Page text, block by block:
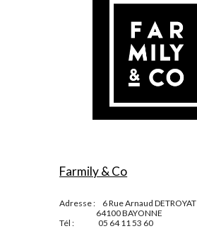
Farmily & Co
Adresse :     6 Rue Arnaud DETROYAT
                          64100 BAYONNE
Tél :                 05 64 11 53 60